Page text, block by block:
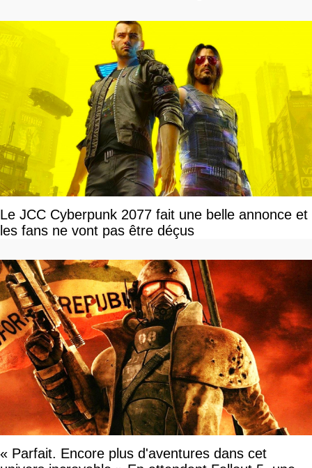
Le JCC Cyberpunk 2077 fait une belle annonce et
les fans ne vont pas être déçus
« Parfait. Encore plus d'aventures dans cet